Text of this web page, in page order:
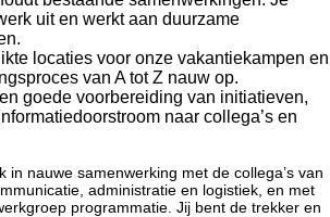
uit en werkt aan duurzame
locaties voor onze vakantiekampen en
van A tot Z nauw op.
goede voorbereiding van initiatieven,
naar collega’s en
in nauwe samenwerking met de collega’s van
administratie en logistiek, en met
programmatie. Jij bent de trekker en